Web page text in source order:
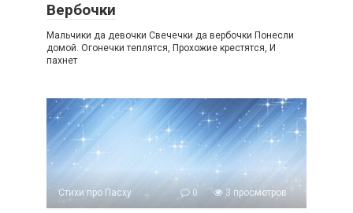
Вербочки
Мальчики да девочки Свечечки да вербочки Понесли
домой. Огонечки теплятся, Прохожие крестятся, И
пахнет
Стихи про Пасху 0 3 просмотров